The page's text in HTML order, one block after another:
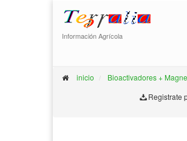
Información Agrícola
inicio Bioactivadores +
Registrate